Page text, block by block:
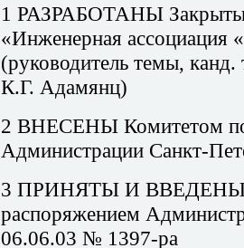
1 РАЗРАБОТАНЫ
«Инженерная ассоциация
(руководитель темы,
К.Г. Адамянц)
2 ВНЕСЕНЫ Комитетом по
Администрации Санкт-
3 ПРИНЯТЫ И
распоряжением
06.06.03 № 1397-ра